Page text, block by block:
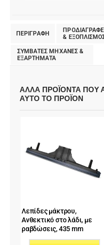
ΠΕΡΙΓΡΑΦΗ
&
ΣΥΜΒΑΤΕΣ ΜΗΧΑΝΕΣ &
ΕΞΑΡΤΗΜΑΤΑ
ΑΛΛΑ ΠΡΟΪΟΝΤΑ ΠΟΥ
ΑΥΤΟ ΤΟ ΠΡΟΪΟΝ
Λεπίδες μάκτρου,
Ανθεκτικό στο λάδι, με
ραβδώσεις, 435 mm